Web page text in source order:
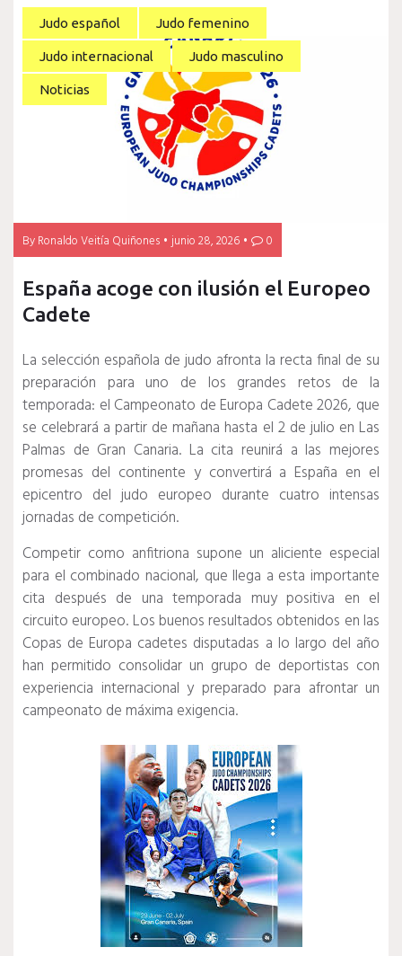
ByRonaldo Veitía Quiñones junio 28, 2026 0
Judo español Judo femenino
Judo internacional Judo masculino
Noticias
España acoge con ilusión el Europeo
Cadete
La selección española de judo afronta la recta final de su
preparación para uno de los grandes retos de la
temporada: el Campeonato de Europa Cadete 2026, que
se celebrará a partir de mañana hasta el 2 de julio en Las
Palmas de Gran Canaria. La cita reunirá a las mejores
promesas del continente y convertirá a España en el
epicentro del judo europeo durante cuatro intensas
jornadas de competición.
Competir como anfitriona supone un aliciente especial
para el combinado nacional, que llega a esta importante
cita después de una temporada muy positiva en el
circuito europeo. Los buenos resultados obtenidos en las
Copas de Europa cadetes disputadas a lo largo del año
han permitido consolidar un grupo de deportistas con
experiencia internacional y preparado para afrontar un
campeonato de máxima exigencia.